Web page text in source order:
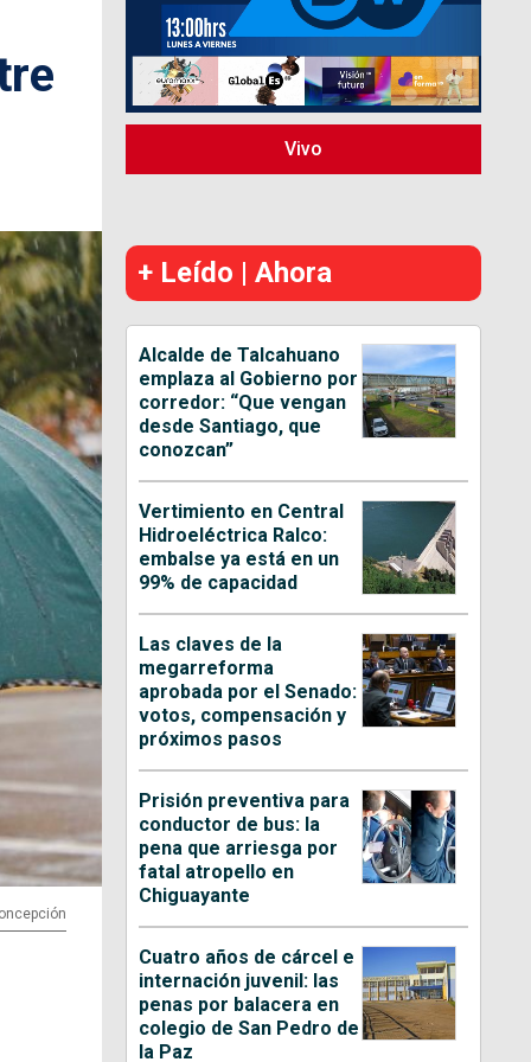
Vivo
+ Leído | Ahora
Alcalde de Talcahuano
emplaza al Gobierno por
corredor: “Que vengan
desde Santiago, que
conozcan”
Vertimiento en Central
Hidroeléctrica Ralco:
embalse ya está en un
99% de capacidad
Las claves de la
megarreforma
aprobada por el Senado:
votos, compensación y
próximos pasos
Prisión preventiva para
conductor de bus: la
pena que arriesga por
fatal atropello en
Chiguayante
Cuatro años de cárcel e
internación juvenil: las
penas por balacera en
colegio de San Pedro de
la Paz